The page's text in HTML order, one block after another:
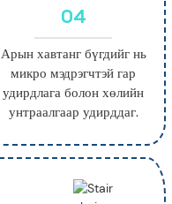
04
Арын хавтанг бүгдийг нь
микро мэдрэгчтэй гар
удирдлага болон хөлийн
унтраалгаар удирддаг.